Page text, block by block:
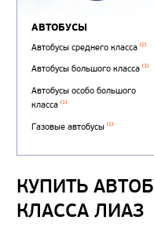
КУПИТЬ
КЛАССА ЛИАЗ